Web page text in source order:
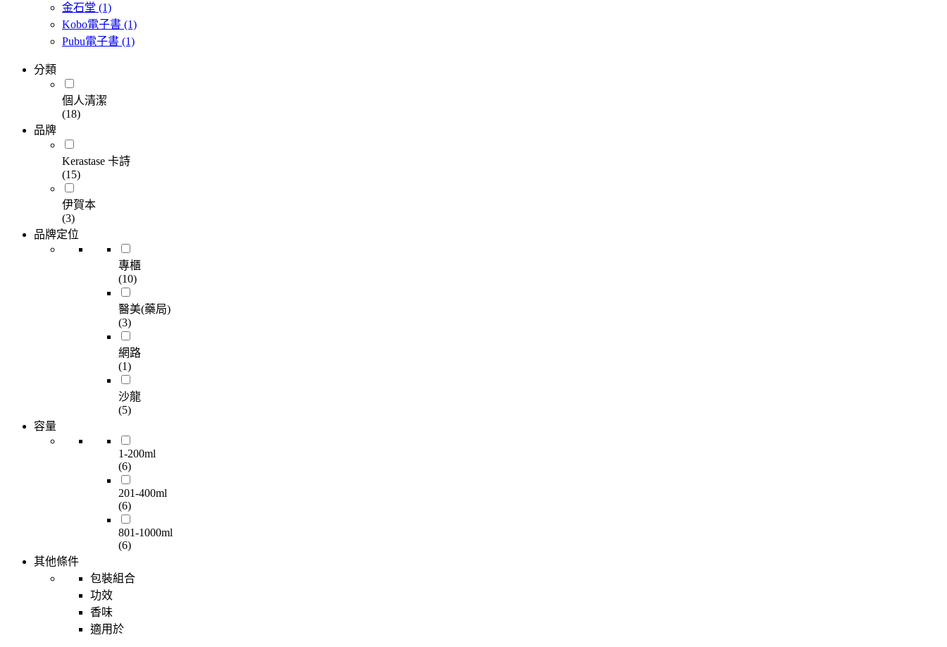
金石堂 (1)
Kobo電子書 (1)
Pubu電子書 (1)
分類
個人清潔
(18)
品牌
Kerastase 卡詩
(15)
伊賀本
(3)
品牌定位
專櫃
(10)
醫美(藥局)
(3)
網路
(1)
沙龍
(5)
容量
1-200ml
(6)
201-400ml
(6)
801-1000ml
(6)
其他條件
包裝組合
功效
香味
適用於